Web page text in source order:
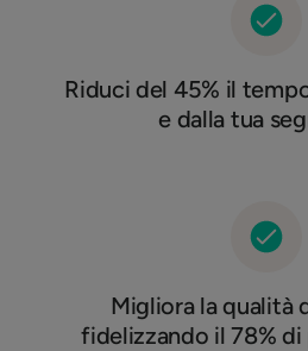
Riduci del 45% il
e dalla tua
Migliora la qualità
fidelizzando il 78%